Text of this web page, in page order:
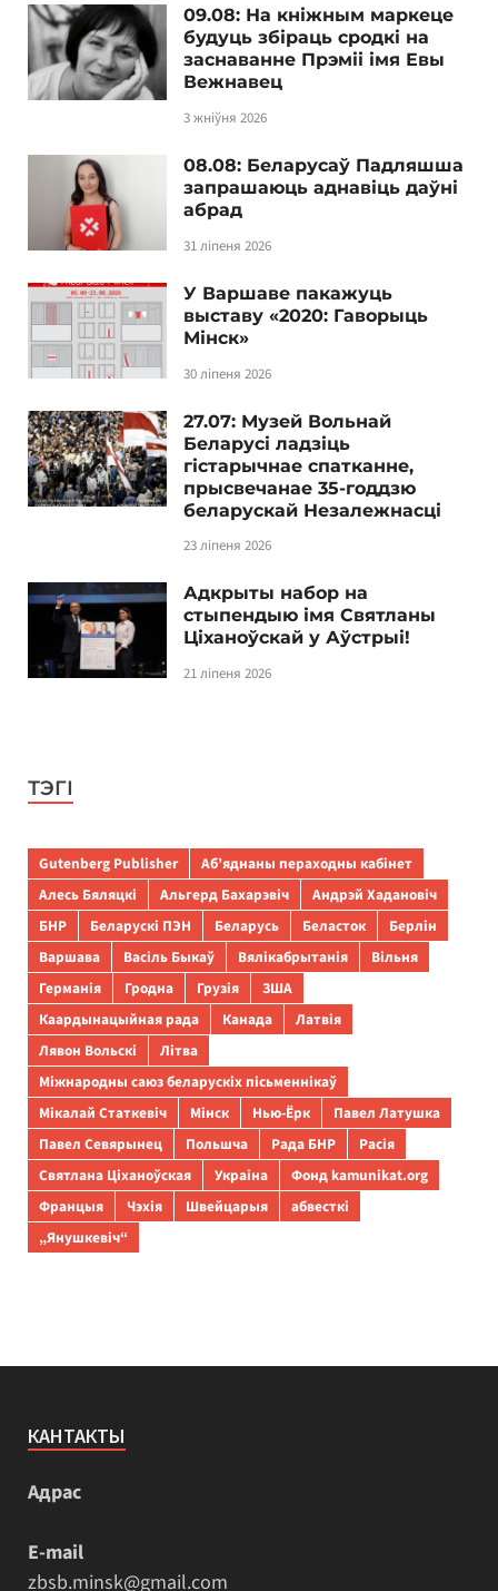
09.08: На кніжным маркеце
будуць збіраць сродкі на
заснаванне Прэміі імя Евы
Вежнавец
3 жніўня 2026
08.08: Беларусаў Падляшша
запрашаюць аднавіць даўні
абрад
31 ліпеня 2026
У Варшаве пакажуць
выставу «2020: Гаворыць
Мінск»
30 ліпеня 2026
27.07: Музей Вольнай
Беларусі ладзіць
гістарычнае спатканне,
прысвечанае 35-годдзю
беларускай Незалежнасці
23 ліпеня 2026
Адкрыты набор на
стыпендыю імя Святланы
Ціханоўскай у Аўстрыі!
21 ліпеня 2026
ТЭГІ
Gutenberg Publisher
Аб’яднаны пераходны кабінет
Алесь Бяляцкі
Альгерд Бахарэвіч
Андрэй Хадановіч
БНР
Беларускі ПЭН Беларусь Беласток
Берлін
Варшава
Васіль Быкаў Вялікабрытанія
Вільня
Германія
Гродна Грузія
ЗША
Каардынацыйная рада
Канада
Латвія
Лявон Вольскі
Літва
Міжнародны саюз беларускіх пісьменнікаў
Мікалай Статкевіч
Мінск Нью-Ёрк
Павел Латушка
Павел Севярынец
Польшча Рада БНР
Расія
Святлана Ціханоўская
Украіна
Фонд kamunikat.org
Францыя
Чэхія Швейцарыя
абвесткі
„Янушкевіч“
КАНТАКТЫ
Адрас
E-mail
zbsb.minsk@gmail.com